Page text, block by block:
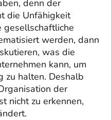
denn der
die Unfähigkeit
gesellschaftliche
werden, dann
was die
kann, um
zu halten. Deshalb
der
nicht zu erkennen,